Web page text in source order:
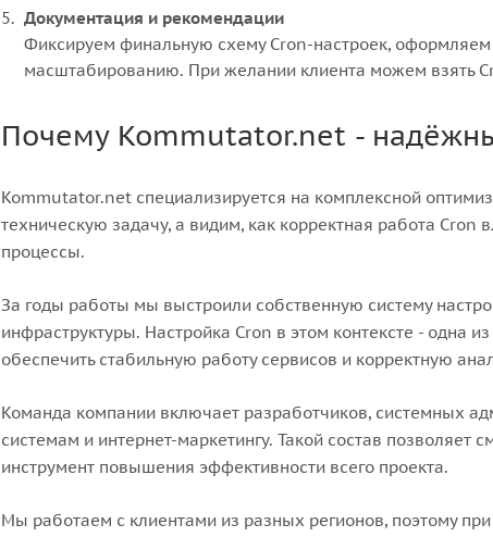
Документация и рекомендации
Фиксируем финальную схему Cron-настроек,
масштабированию. При желании клиента можем взять
Почему Kommutator.net -
Kommutator.net специализируется на комплексной
техническую задачу, а видим, как корректная работа
процессы.
За годы работы мы выстроили собственную систему
инфраструктуры. Настройка Cron в этом контексте -
обеспечить стабильную работу сервисов и корректную
Команда компании включает разработчиков, системных
системам и интернет-маркетингу. Такой состав позволяет
инструмент повышения эффективности всего проекта.
Мы работаем с клиентами из разных регионов, поэтому